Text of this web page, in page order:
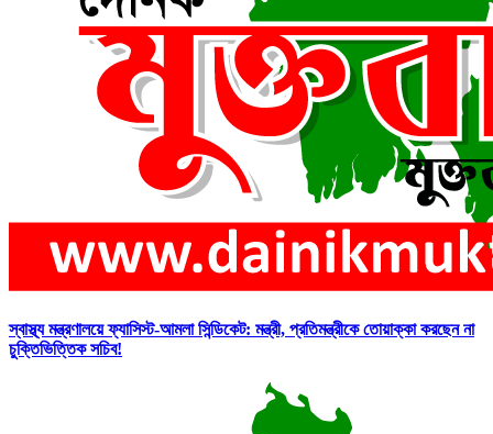
স্বাস্থ্য মন্ত্রণালয়ে ফ্যাসিস্ট-আমলা সিন্ডিকেট: মন্ত্রী, প্রতিমন্ত্রীকে তোয়াক্কা করছেন না
চুক্তিভিত্তিক সচিব!